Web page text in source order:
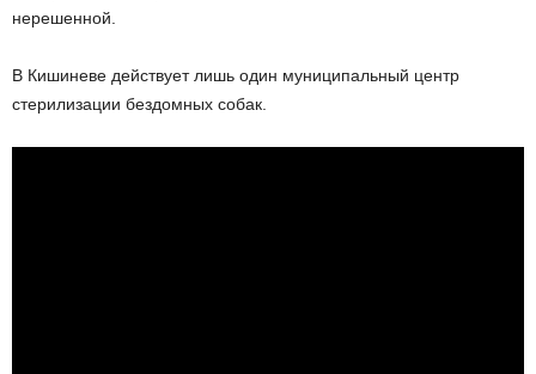
нерешенной.
В Кишиневе действует лишь один муниципальный центр
стерилизации бездомных собак.